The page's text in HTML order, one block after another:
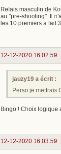
Relais masculin de
au "pre-shooting". Il
les 10 premiers a fait
12-12-2020 16:02:59
jauzy19 a écrit :
Perso je mettrais
Bingo ! Choix logique
12-12-2020 16:03:59